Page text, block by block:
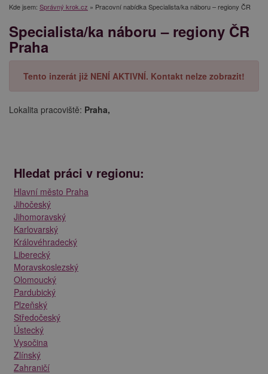
Kde jsem: Správný krok.cz » Pracovní nabídka Specialista/ka náboru – regiony ČR
Specialista/ka náboru – regiony ČR
Praha
Tento inzerát již NENÍ AKTIVNÍ. Kontakt nelze zobrazit!
Lokalita pracoviště: Praha,
Hledat práci v regionu:
Hlavní město Praha
Jihočeský
Jihomoravský
Karlovarský
Královéhradecký
Liberecký
Moravskoslezský
Olomoucký
Pardubický
Plzeňský
Středočeský
Ústecký
Vysočina
Zlínský
Zahraničí